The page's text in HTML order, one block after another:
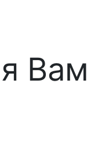
Вам